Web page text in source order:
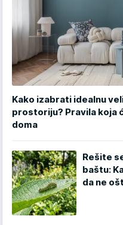
Kako izabrati idealnu
prostoriju? Pravila koja
doma
Rešite
baštu:
da ne